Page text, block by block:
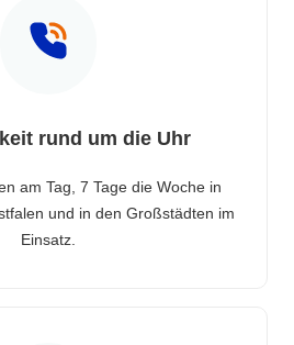
rund um die Uhr
am Tag, 7 Tage die Woche in
und in den Großstädten im
Einsatz.